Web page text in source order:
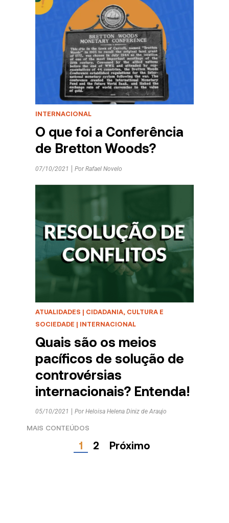
INTERNACIONAL
O que foi a Conferência
de Bretton Woods?
07/10/2021 Por Rafael Novelo
ATUALIDADES | CIDADANIA, CULTURA E
SOCIEDADE | INTERNACIONAL
Quais são os meios
pacíficos de solução de
controvérsias
internacionais? Entenda!
05/10/2021 Por Heloisa Helena Diniz de Araujo
1 2 Próximo